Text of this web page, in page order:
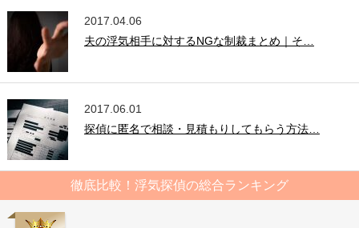
2017.04.06
夫の浮気相手に対するNGな制裁まとめ｜そ…
2017.06.01
探偵に匿名で相談・見積もりしてもらう方法…
徹底比較！浮気探偵の総合ランキング